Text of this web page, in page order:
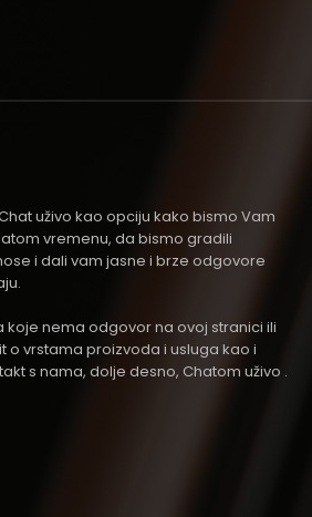
uživo kao opciju kako bismo Vam
vremenu, da bismo gradili
i dali vam jasne i brze odgovore
koje nema odgovor na ovoj stranici ili
o vrstama proizvoda i usluga kao i
s nama, dolje desno, Chatom uživo .